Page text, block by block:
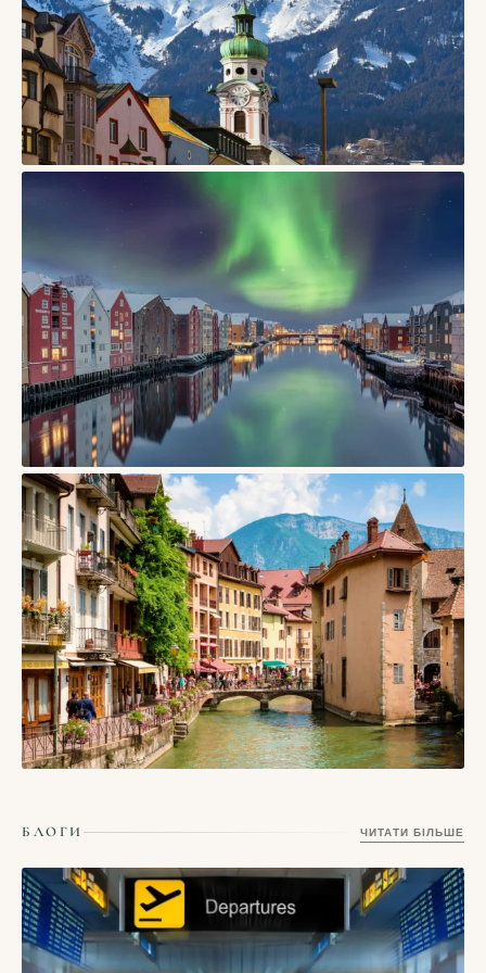
Інсбрук — місто в Австрії, де старий центр дивиться прямо
03/06/2026
СТАТТІ
Тронгейм, Норвегія – місто Нідароського собору,
дерев’яних складів і студентського північного ритму
17/05/2026
Ансі, Франція — альпійське місто каналів, прозорого озера
17/05/2026
БЛОГИ ЧИТАТИ БІЛЬШЕ